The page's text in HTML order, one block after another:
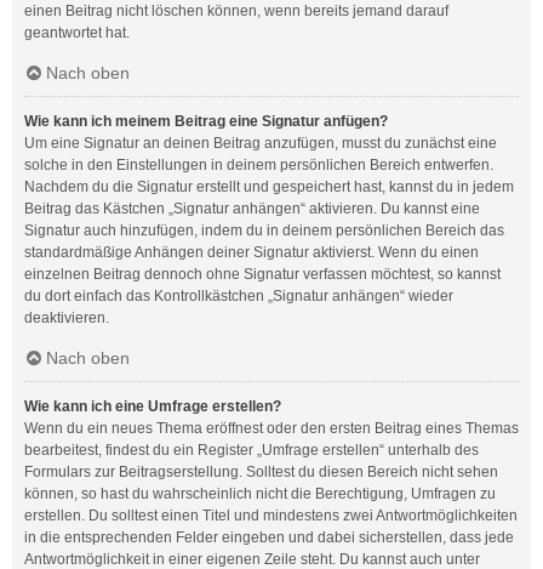
einen Beitrag nicht löschen können, wenn bereits jemand darauf
geantwortet hat.
Nach oben
Wie kann ich meinem Beitrag eine Signatur anfügen?
Um eine Signatur an deinen Beitrag anzufügen, musst du zunächst eine
solche in den Einstellungen in deinem persönlichen Bereich entwerfen.
Nachdem du die Signatur erstellt und gespeichert hast, kannst du in jedem
Beitrag das Kästchen „Signatur anhängen“ aktivieren. Du kannst eine
Signatur auch hinzufügen, indem du in deinem persönlichen Bereich das
standardmäßige Anhängen deiner Signatur aktivierst. Wenn du einen
einzelnen Beitrag dennoch ohne Signatur verfassen möchtest, so kannst
du dort einfach das Kontrollkästchen „Signatur anhängen“ wieder
deaktivieren.
Nach oben
Wie kann ich eine Umfrage erstellen?
Wenn du ein neues Thema eröffnest oder den ersten Beitrag eines Themas
bearbeitest, findest du ein Register „Umfrage erstellen“ unterhalb des
Formulars zur Beitragserstellung. Solltest du diesen Bereich nicht sehen
können, so hast du wahrscheinlich nicht die Berechtigung, Umfragen zu
erstellen. Du solltest einen Titel und mindestens zwei Antwortmöglichkeiten
in die entsprechenden Felder eingeben und dabei sicherstellen, dass jede
Antwortmöglichkeit in einer eigenen Zeile steht. Du kannst auch unter